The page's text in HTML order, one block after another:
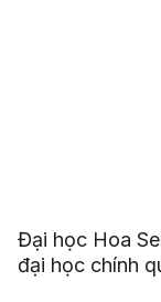
Đại học Hoa
đại học chính